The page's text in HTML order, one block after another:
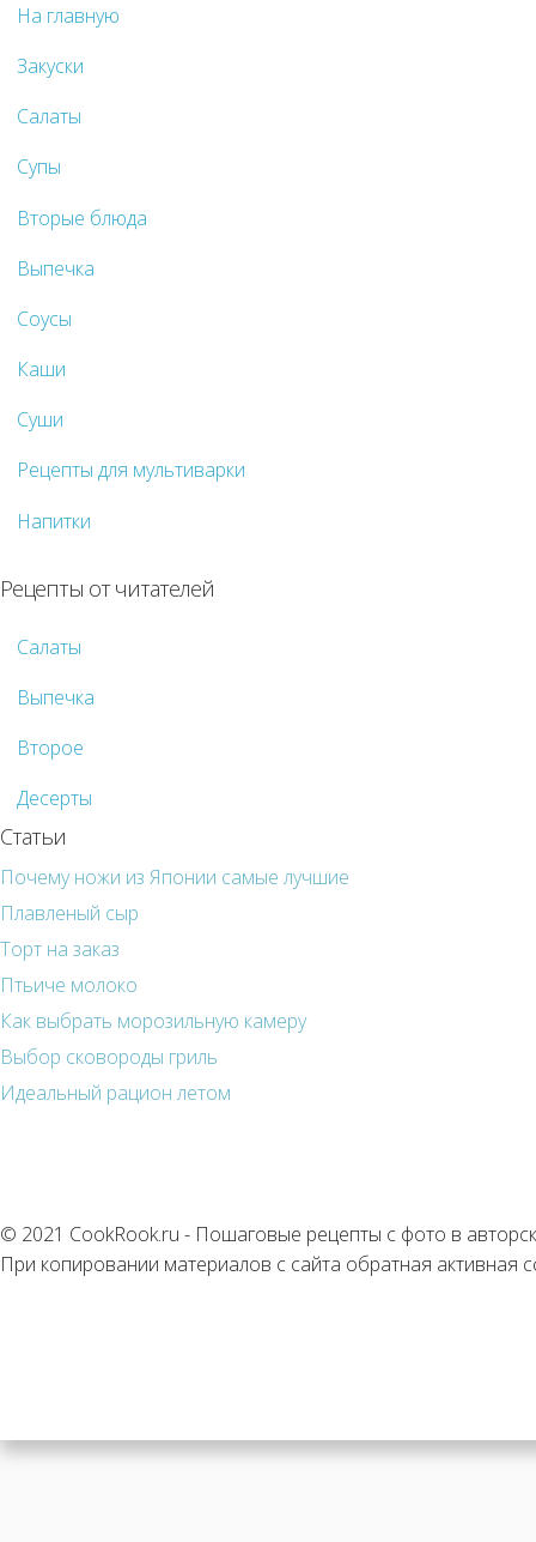
На главную
Закуски
Салаты
Супы
Вторые блюда
Выпечка
Соусы
Каши
Суши
Рецепты для мультиварки
Напитки
Рецепты от читателей
Салаты
Выпечка
Второе
Десерты
Статьи
Почему ножи из Японии самые лучшие
Плавленый сыр
Торт на заказ
Птьиче молоко
Как выбрать морозильную камеру
Выбор сковороды гриль
Идеальный рацион летом
© 2021 CookRook.ru - Пошаговые рецепты с фото в
При копировании материалов с сайта обратная активная